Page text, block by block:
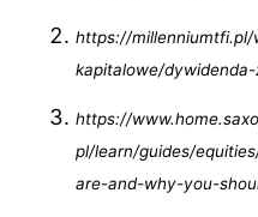
https://
kapitalowe/
https://
pl/learn/guides/
are-and-why-you-